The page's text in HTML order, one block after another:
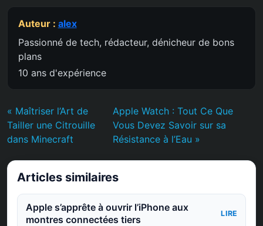
Auteur : alex
Passionné de tech, rédacteur, dénicheur de bons
plans
10 ans d'expérience
« Maîtriser l’Art de
Tailler une Citrouille
dans Minecraft
Apple Watch : Tout Ce Que
Vous Devez Savoir sur sa
Résistance à l’Eau »
Articles similaires
Apple s’apprête à ouvrir l’iPhone aux
montres connectées tiers
LIRE